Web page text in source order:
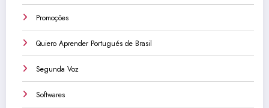
Promoções
Quiero Aprender Portugués de Brasil
Segunda Voz
Softwares